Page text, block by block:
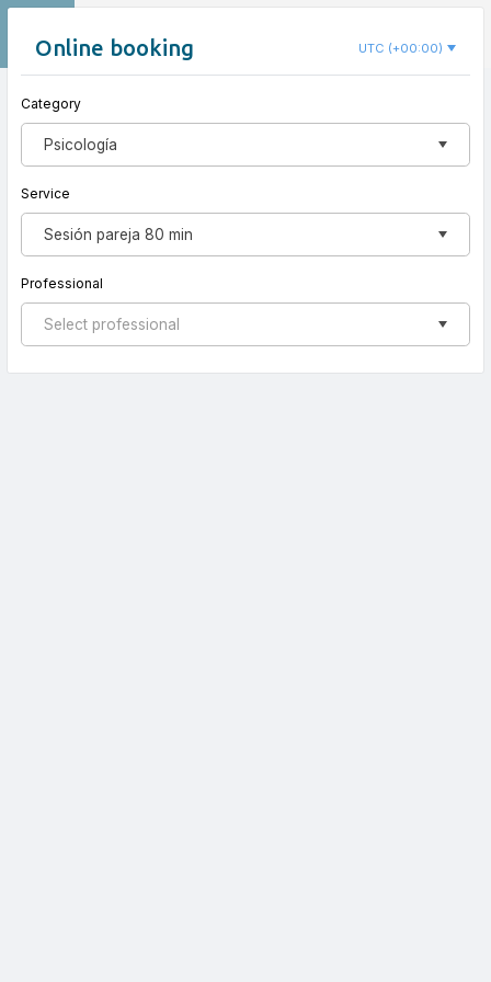
New appointment
Online booking UTC (+00:00)
Psicología
Category
Sesión pareja 80 min
Service
Select professional
Professional